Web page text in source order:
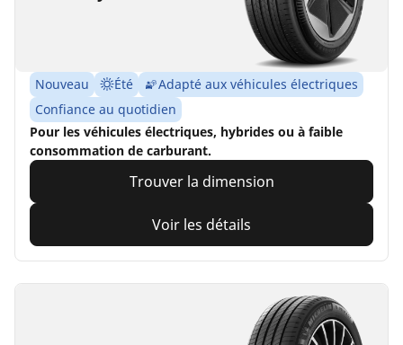
Nouveau Été
Adapté aux véhicules électriques
Confiance au quotidien
Pour les véhicules électriques, hybrides ou à faible
consommation de carburant.
Trouver la dimension
Voir les détails